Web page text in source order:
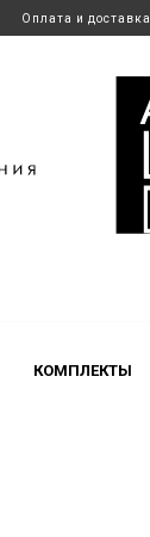
Оплата и доставка
КОМПЛЕКТЫ